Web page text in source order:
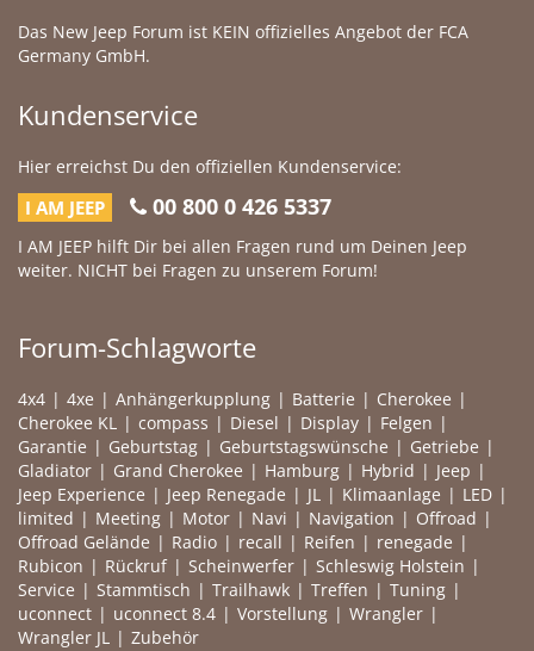
Das New Jeep Forum ist KEIN offizielles Angebot der FCA
Germany GmbH.
Kundenservice
Hier erreichst Du den offiziellen Kundenservice:
I AM JEEP 00 800 0 426 5337
I AM JEEP hilft Dir bei allen Fragen rund um Deinen Jeep
weiter. NICHT bei Fragen zu unserem Forum!
Forum-Schlagworte
4x4 4xe Anhängerkupplung Batterie
Cherokee
Cherokee KL
compass Diesel Display
Felgen
Garantie
Geburtstag Geburtstagswünsche
Getriebe
Gladiator
Grand Cherokee Hamburg Hybrid
Jeep
Jeep Experience
Jeep Renegade JL Klimaanlage
LED
limited
Meeting Motor Navi Navigation
Offroad
Offroad Gelände
Radio recall Reifen
renegade
Rubicon
Rückruf Scheinwerfer
Schleswig Holstein
Service
Stammtisch Trailhawk Treffen
Tuning
uconnect
uconnect 8.4 Vorstellung
Wrangler
Wrangler JL
Zubehör